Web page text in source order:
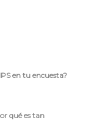
en tu encuesta?
qué es tan